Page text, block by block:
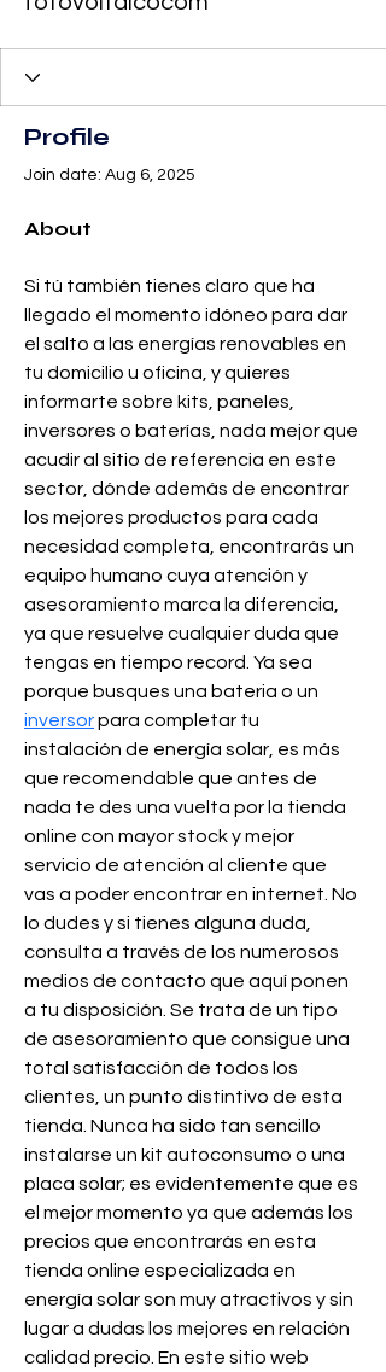
Profile
Join date: Aug 6, 2025
About
Si tú también tienes claro que ha
llegado el momento idóneo para dar
el salto a las energías renovables en
tu domicilio u oficina, y quieres
informarte sobre kits, paneles,
inversores o baterías, nada mejor que
acudir al sitio de referencia en este
sector, dónde además de encontrar
los mejores productos para cada
necesidad completa, encontrarás un
equipo humano cuya atención y
asesoramiento marca la diferencia,
ya que resuelve cualquier duda que
tengas en tiempo record. Ya sea
porque busques una bateria o un
inversor para completar tu
instalación de energía solar, es más
que recomendable que antes de
nada te des una vuelta por la tienda
online con mayor stock y mejor
servicio de atención al cliente que
vas a poder encontrar en internet. No
lo dudes y si tienes alguna duda,
consulta a través de los numerosos
medios de contacto que aquí ponen
a tu disposición. Se trata de un tipo
de asesoramiento que consigue una
total satisfacción de todos los
clientes, un punto distintivo de esta
tienda. Nunca ha sido tan sencillo
instalarse un kit autoconsumo o una
placa solar; es evidentemente que es
el mejor momento ya que además los
precios que encontrarás en esta
tienda online especializada en
energía solar son muy atractivos y sin
lugar a dudas los mejores en relación
calidad precio. En este sitio web